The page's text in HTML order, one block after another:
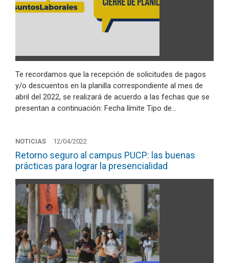
Te recordamos que la recepción de solicitudes de pagos
y/o descuentos en la planilla correspondiente al mes de
abril del 2022, se realizará de acuerdo a las fechas que se
presentan a continuación: Fecha límite Tipo de…
NOTICIAS 12/04/2022
Retorno seguro al campus PUCP: las buenas
prácticas para lograr la presencialidad